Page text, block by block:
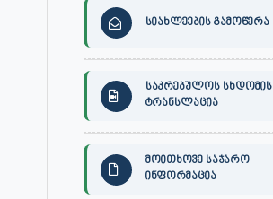
სიახლეების გამოწერა
საკრებულოს სხდომის
ტრანსლაცია
მოითხოვე საჯარო
ინფორმაცია